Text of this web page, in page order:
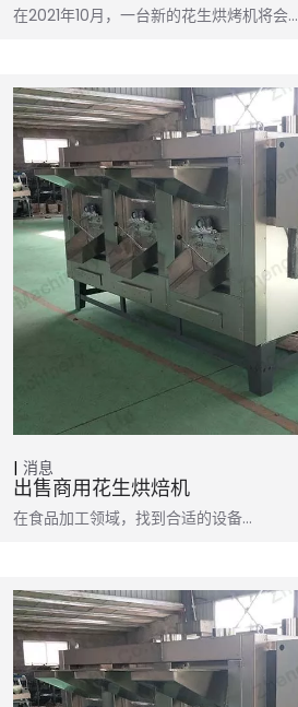
在2021年10月，一台新的花生烘烤机将会…
消息
出售商用花生烘焙机
在食品加工领域，找到合适的设备…